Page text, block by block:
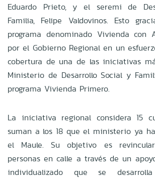
Eduardo Prieto, y el seremi de
Familia, Felipe Valdovinos. Esto
programa denominado Vivienda con
por el Gobierno Regional en un
cobertura de una de las iniciativas
Ministerio de Desarrollo Social y
programa Vivienda Primero.
La iniciativa regional considera 15
suman a los 18 que el ministerio ya
el Maule. Su objetivo es
personas en calle a través de un
individualizado que se